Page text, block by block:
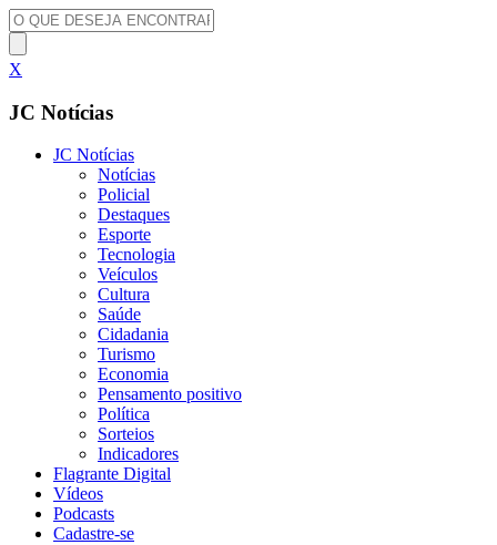
X
JC Notícias
JC Notícias
Notícias
Policial
Destaques
Esporte
Tecnologia
Veículos
Cultura
Saúde
Cidadania
Turismo
Economia
Pensamento positivo
Política
Sorteios
Indicadores
Flagrante Digital
Vídeos
Podcasts
Cadastre-se